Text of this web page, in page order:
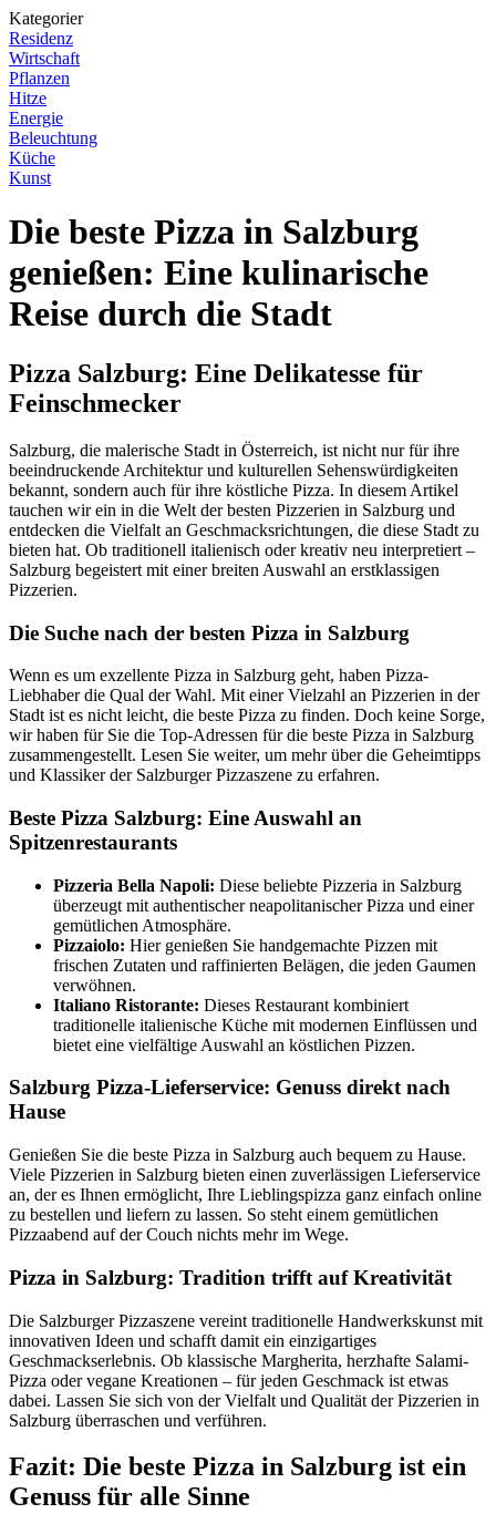
Kategorier
Residenz
Wirtschaft
Pflanzen
Hitze
Energie
Beleuchtung
Küche
Kunst
Die beste Pizza in Salzburg
genießen: Eine kulinarische
Reise durch die Stadt
Pizza Salzburg: Eine Delikatesse für
Feinschmecker
Salzburg, die malerische Stadt in Österreich, ist nicht nur für ihre
beeindruckende Architektur und kulturellen Sehenswürdigkeiten
bekannt, sondern auch für ihre köstliche Pizza. In diesem Artikel
tauchen wir ein in die Welt der besten Pizzerien in Salzburg und
entdecken die Vielfalt an Geschmacksrichtungen, die diese Stadt zu
bieten hat. Ob traditionell italienisch oder kreativ neu interpretiert –
Salzburg begeistert mit einer breiten Auswahl an erstklassigen
Pizzerien.
Die Suche nach der besten Pizza in Salzburg
Wenn es um exzellente Pizza in Salzburg geht, haben Pizza-
Liebhaber die Qual der Wahl. Mit einer Vielzahl an Pizzerien in der
Stadt ist es nicht leicht, die beste Pizza zu finden. Doch keine Sorge,
wir haben für Sie die Top-Adressen für die beste Pizza in Salzburg
zusammengestellt. Lesen Sie weiter, um mehr über die Geheimtipps
und Klassiker der Salzburger Pizzaszene zu erfahren.
Beste Pizza Salzburg: Eine Auswahl an
Spitzenrestaurants
Pizzeria Bella Napoli: Diese beliebte Pizzeria in Salzburg
überzeugt mit authentischer neapolitanischer Pizza und einer
gemütlichen Atmosphäre.
Pizzaiolo: Hier genießen Sie handgemachte Pizzen mit
frischen Zutaten und raffinierten Belägen, die jeden Gaumen
verwöhnen.
Italiano Ristorante: Dieses Restaurant kombiniert
traditionelle italienische Küche mit modernen Einflüssen und
bietet eine vielfältige Auswahl an köstlichen Pizzen.
Salzburg Pizza-Lieferservice: Genuss direkt nach
Hause
Genießen Sie die beste Pizza in Salzburg auch bequem zu Hause.
Viele Pizzerien in Salzburg bieten einen zuverlässigen Lieferservice
an, der es Ihnen ermöglicht, Ihre Lieblingspizza ganz einfach online
zu bestellen und liefern zu lassen. So steht einem gemütlichen
Pizzaabend auf der Couch nichts mehr im Wege.
Pizza in Salzburg: Tradition trifft auf Kreativität
Die Salzburger Pizzaszene vereint traditionelle Handwerkskunst mit
innovativen Ideen und schafft damit ein einzigartiges
Geschmackserlebnis. Ob klassische Margherita, herzhafte Salami-
Pizza oder vegane Kreationen – für jeden Geschmack ist etwas
dabei. Lassen Sie sich von der Vielfalt und Qualität der Pizzerien in
Salzburg überraschen und verführen.
Fazit: Die beste Pizza in Salzburg ist ein
Genuss für alle Sinne